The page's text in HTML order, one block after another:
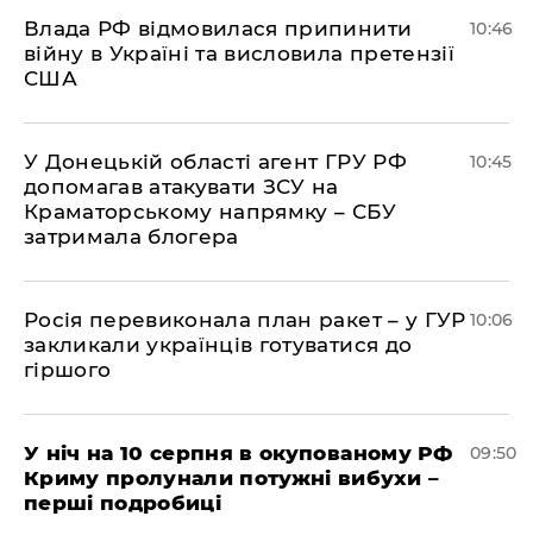
Влада РФ відмовилася припинити
війну в Україні та висловила претензії
США
10:46
У Донецькій області агент ГРУ РФ
допомагав атакувати ЗСУ на
Краматорському напрямку – СБУ
затримала блогера
10:45
Росія перевиконала план ракет – у ГУР
закликали українців готуватися до
гіршого
10:06
У ніч на 10 серпня в окупованому РФ
Криму пролунали потужні вибухи –
перші подробиці
09:50